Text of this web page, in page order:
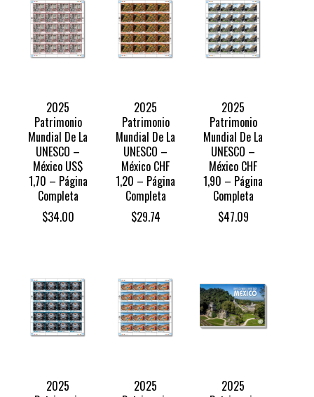
2025
Patrimonio
Mundial De La
UNESCO –
México US$
1,70 – Página
Completa
$34.00
2025
Patrimonio
Mundial De La
UNESCO –
México CHF
1,20 – Página
Completa
$29.74
2025
Patrimonio
Mundial De La
UNESCO –
México CHF
1,90 – Página
Completa
$47.09
2025
2025
2025